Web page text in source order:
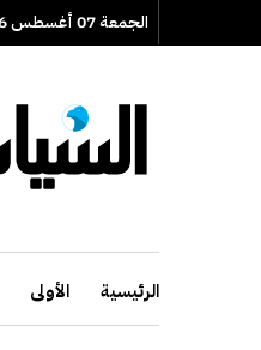
الجمعة 07 أغسطس 2026
الرئيسية الأولى